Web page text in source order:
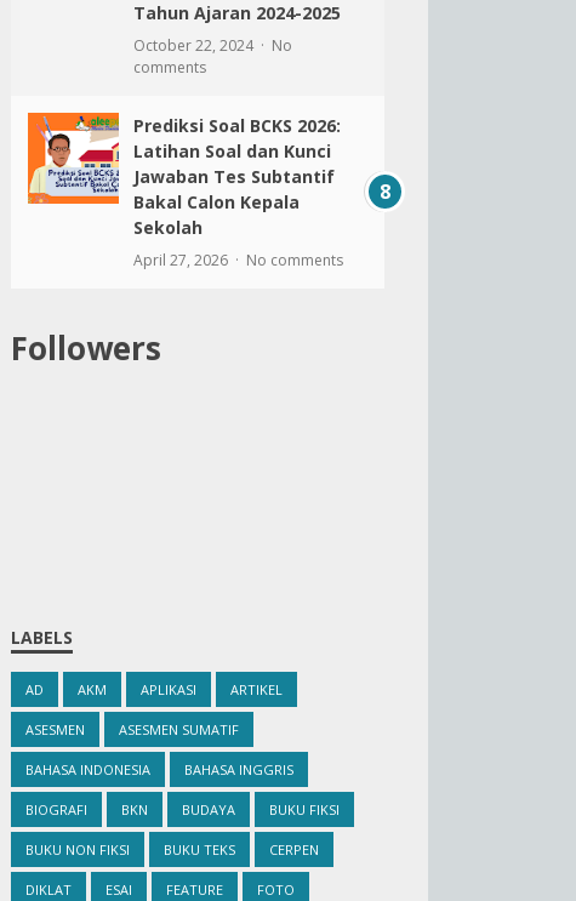
Tahun Ajaran 2024-2025
October 22, 2024
No
comments
Prediksi Soal BCKS 2026:
Latihan Soal dan Kunci
Jawaban Tes Subtantif
Bakal Calon Kepala
Sekolah
April 27, 2026 No comments
Followers
LABELS
AD AKM APLIKASI ARTIKEL
ASESMEN ASESMEN SUMATIF
BAHASA INDONESIA BAHASA INGGRIS
BIOGRAFI BKN BUDAYA BUKU FIKSI
BUKU NON FIKSI BUKU TEKS CERPEN
DIKLAT ESAI FEATURE FOTO